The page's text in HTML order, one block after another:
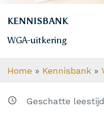
KENNISBANK
WGA-uitkering
Home » Kennisbank »
Geschatte